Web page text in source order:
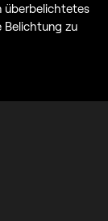
überbelichtetes
Belichtung zu